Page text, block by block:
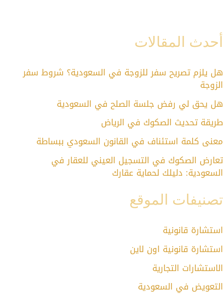
أحدث المقالات
هل يلزم تصريح سفر للزوجة في السعودية؟ شروط سفر
الزوجة
هل يحق لي رفض جلسة الصلح في السعودية
طريقة تحديث الصكوك في الرياض
معنى كلمة استئناف في القانون السعودي ببساطة
تعارض الصكوك في التسجيل العيني للعقار في
السعودية: دليلك لحماية عقارك
تصنيفات الموقع
استشارة قانونية
استشارة قانونية اون لاين
الاستشارات التجارية
التعويض في السعودية